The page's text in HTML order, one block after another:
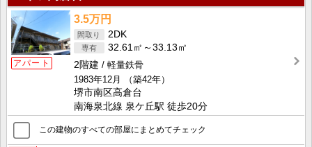
アパート
3.5万円
2DK
32.61㎡～33.13㎡
2階建
軽量鉄骨
1983年12月
（築42年）
堺市南区高倉台
南海泉北線 泉ケ丘駅 徒歩20分
この建物のすべての部屋にまとめてチェック